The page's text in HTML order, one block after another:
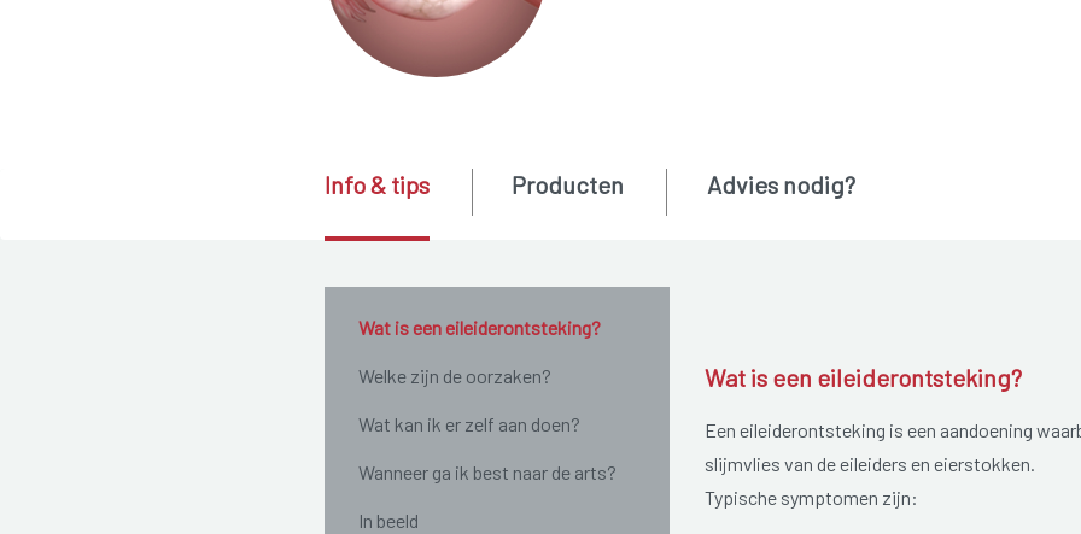
Wat is een eileiderontsteking?
Welke zijn de oorzaken?
Wat kan ik er zelf aan doen?
Wanneer ga ik best naar de arts?
In beeld
Info & tips Producten Advies nodig?
Wat is een eileiderontsteking?
Een eileiderontsteking is een aandoening
slijmvlies van de eileiders en eierstokken.
Typische symptomen zijn: